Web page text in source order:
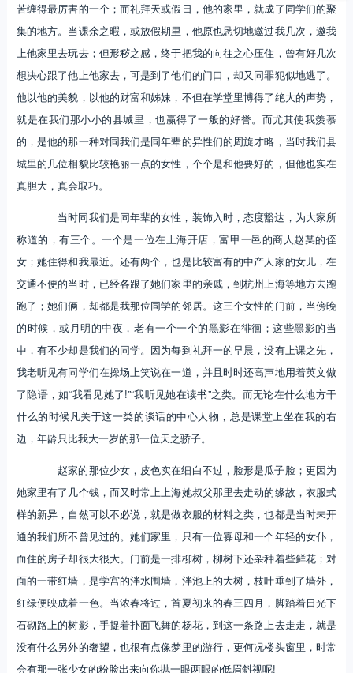
苦缠得最厉害的一个；而礼拜天或假日，他的家里，就成了同学们的聚
集的地方。当课余之暇，或放假期里，他原也恳切地邀过我几次，邀我
上他家里去玩去；但形秽之感，终于把我的向往之心压住，曾有好几次
想决心跟了他上他家去，可是到了他们的门口，却又同罪犯似地逃了。
他以他的美貌，以他的财富和姊妹，不但在学堂里博得了绝大的声势，
就是在我们那小小的县城里，也赢得了一般的好誉。而尤其使我羡慕
的，是他的那一种对同我们是同年辈的异性们的周旋才略，当时我们县
城里的几位相貌比较艳丽一点的女性，个个是和他要好的，但他也实在
真胆大，真会取巧。
当时同我们是同年辈的女性，装饰入时，态度豁达，为大家所
称道的，有三个。一个是一位在上海开店，富甲一邑的商人赵某的侄
女；她住得和我最近。还有两个，也是比较富有的中产人家的女儿，在
交通不便的当时，已经各跟了她们家里的亲戚，到杭州上海等地方去跑
跑了；她们俩，却都是我那位同学的邻居。这三个女性的门前，当傍晚
的时候，或月明的中夜，老有一个一个的黑影在徘徊；这些黑影的当
中，有不少却是我们的同学。因为每到礼拜一的早晨，没有上课之先，
我老听见有同学们在操场上笑说在一道，并且时时还高声地用着英文做
了隐语，如“我看见她了!”“我听见她在读书”之类。而无论在什么地方干
什么的时候凡关于这一类的谈话的中心人物，总是课堂上坐在我的右
边，年龄只比我大一岁的那一位天之骄子。
赵家的那位少女，皮色实在细白不过，脸形是瓜子脸；更因为
她家里有了几个钱，而又时常上上海她叔父那里去走动的缘故，衣服式
样的新异，自然可以不必说，就是做衣服的材料之类，也都是当时未开
通的我们所不曾见过的。她们家里，只有一位寡母和一个年轻的女仆，
而住的房子却很大很大。门前是一排柳树，柳树下还杂种着些鲜花；对
面的一带红墙，是学宫的泮水围墙，泮池上的大树，枝叶垂到了墙外，
红绿便映成着一色。当浓春将过，首夏初来的春三四月，脚踏着日光下
石砌路上的树影，手捉着扑面飞舞的杨花，到这一条路上去走走，就是
没有什么另外的奢望，也很有点像梦里的游行，更何况楼头窗里，时常
会有那一张少女的粉脸出来向你抛一眼两眼的低眉斜视呢!